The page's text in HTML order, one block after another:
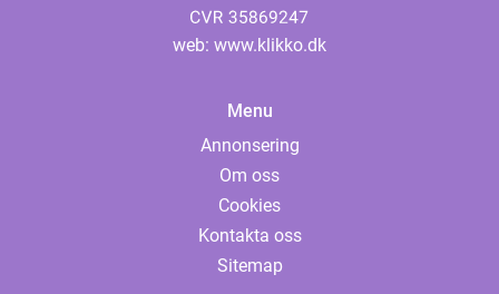
web: www.klikko.dk
Menu
Annonsering
Om oss
Cookies
Kontakta oss
Sitemap